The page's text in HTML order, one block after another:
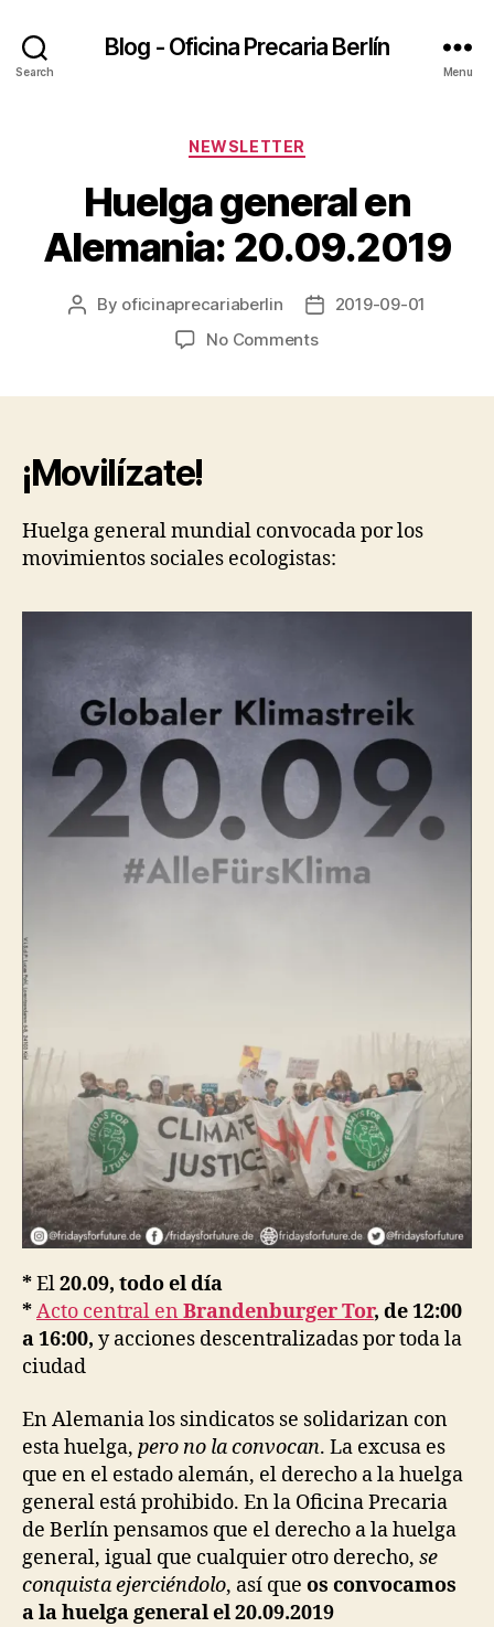
Search
Blog - Oficina Precaria Berlín
Menu
Categories
NEWSLETTER
Huelga general en
Alemania: 20.09.2019
Post
By oficinaprecariaberlin
Post2019-09-01
No Commentson
¡Movilízate!
Huelga general mundial convocada por los
movimientos sociales ecologistas:
*El20.09, todo el día
*Acto central en Brandenburger Tor, de 12:00
a 16:00, y acciones descentralizadas por toda la
ciudad
En Alemania los sindicatos se solidarizan con
esta huelga, pero no la convocan. La excusa es
que en el estado alemán, el derecho a la huelga
general está prohibido. En la Oficina Precaria
de Berlín pensamos que el derecho a la huelga
general, igual que cualquier otro derecho, se
conquista ejerciéndolo, así que os convocamos
a la huelga general el 20.09.2019